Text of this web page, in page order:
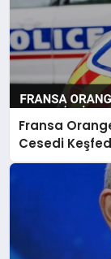
Fransa
Cesedi